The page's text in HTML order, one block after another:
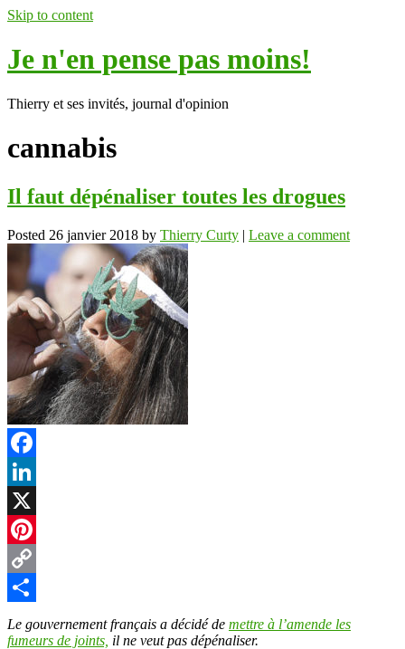
Skip to content
Je n'en pense pas moins!
Thierry et ses invités, journal d'opinion
cannabis
Il faut dépénaliser toutes les drogues
Posted 26 janvier 2018 by Thierry Curty | Leave a comment
Facebook
LinkedIn
X
Pinterest
Copy
Link
Partager
Le gouvernement français a décidé de mettre à l’amende les
fumeurs de joints, il ne veut pas dépénaliser.